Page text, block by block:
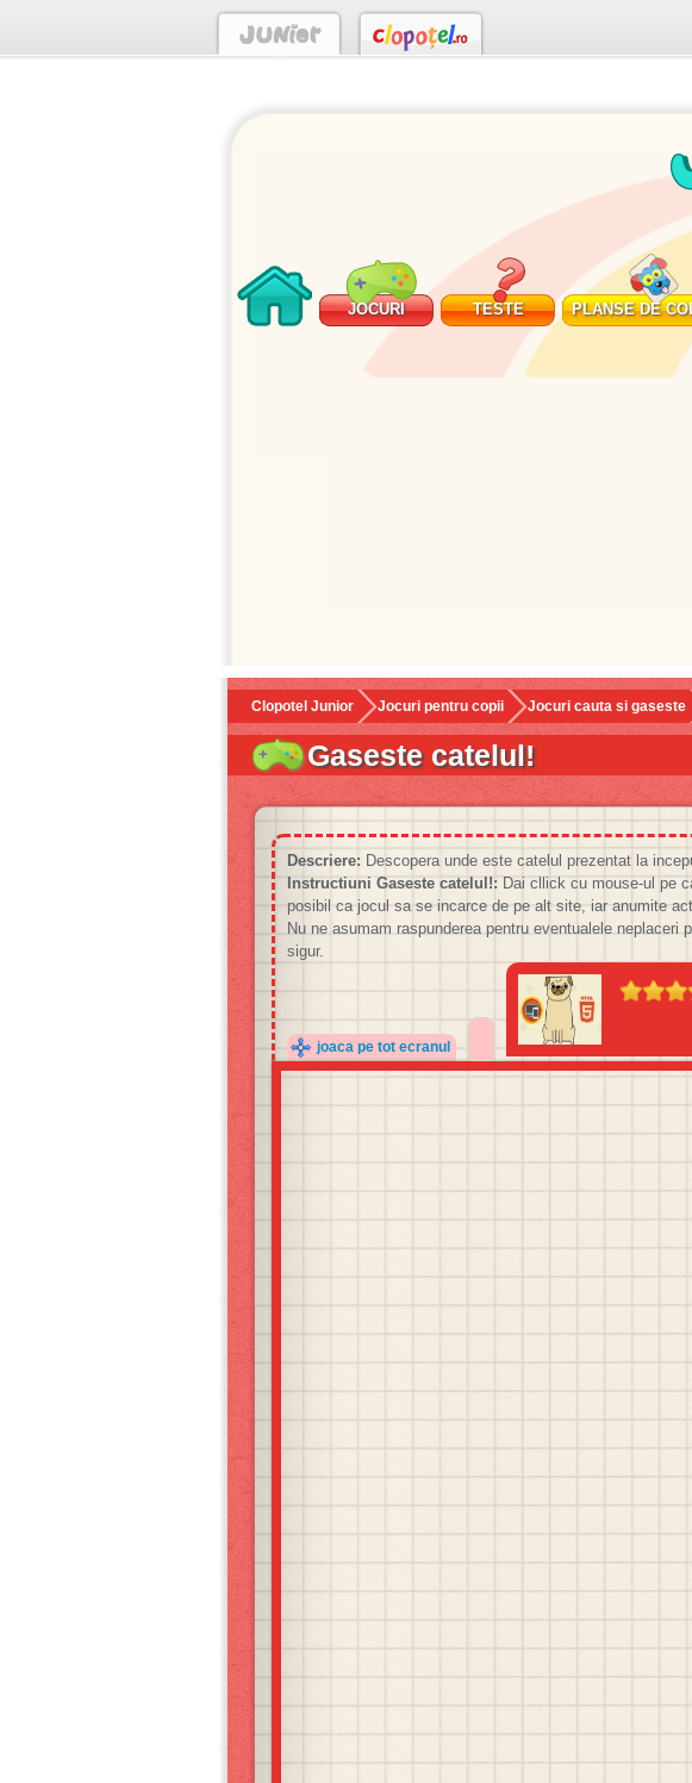
JOCURI TESTE PLANSE DE
Clopotel Junior Jocuri pentru copii Jocuri cauta si gaseste
Gaseste catelul!
Descriere: Descopera unde este catelul prezentat la
Instructiuni Gaseste catelul!: Dai cllick cu mouse-ul pe
posibil ca jocul sa se incarce de pe alt site, iar anumite
Nu ne asumam raspunderea pentru eventualele
sigur.
joaca pe tot ecranul